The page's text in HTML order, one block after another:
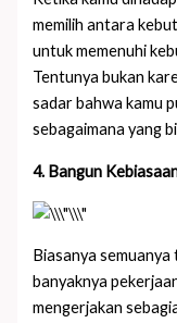
memilih antara
untuk memenuhi
Tentunya bukan
sadar bahwa kamu
sebagaimana yang
4. Bangun
Biasanya
banyaknya
mengerjakan